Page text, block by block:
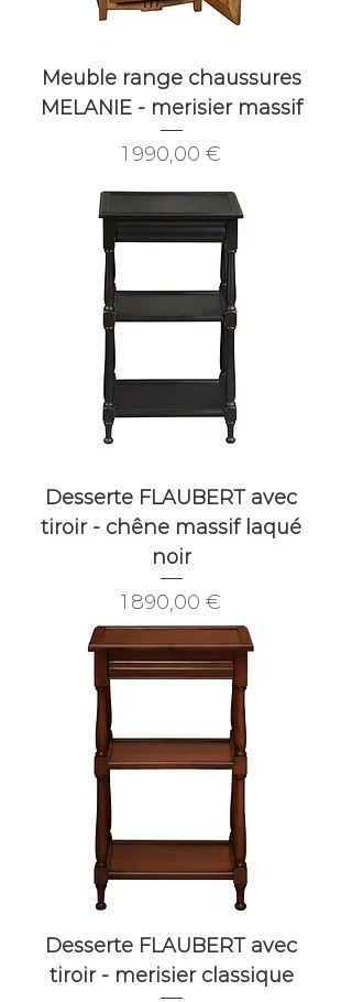
Meuble range chaussures
MELANIE - merisier massif
Prix
1 990,00 €
Desserte FLAUBERT avec
tiroir - chêne massif laqué
noir
Prix
1 890,00 €
Desserte FLAUBERT avec
tiroir - merisier classique